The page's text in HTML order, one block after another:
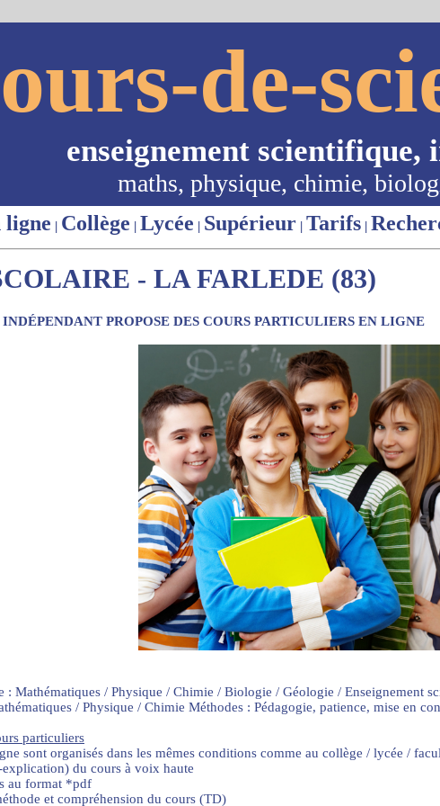
de-
enseignement scientifique,
maths, physique, chimie,
ligne | Collège | Lycée | Supérieur | Tarifs |
- LA FARLEDE (83)
PROPOSE DES COURS PARTICULIERS EN LIGNE
: Mathématiques / Physique / Chimie / Biologie / Géologie / Enseignement
/ Physique / Chimie Méthodes : Pédagogie, patience, mise en
particuliers
sont organisés dans les mêmes conditions comme au collège / lycée /
du cours à voix haute
au format *pdf
et compréhension du cours (TD)